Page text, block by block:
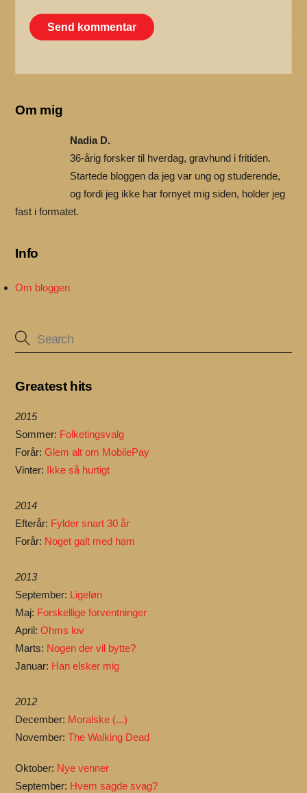
Om mig
Nadia D.
36-årig forsker til hverdag, gravhund i fritiden.
Startede bloggen da jeg var ung og studerende,
og fordi jeg ikke har fornyet mig siden, holder jeg
fast i formatet.
Info
Om bloggen
Greatest hits
2015
Sommer: Folketingsvalg
Forår:Glem alt om MobilePay
Vinter: Ikke så hurtigt
2014
Efterår: Fylder snart 30 år
Forår: Noget galt med ham
2013
September: Ligeløn
Maj: Forskellige forventninger
April:Ohms lov
Marts: Nogen der vil bytte?
Januar: Han elsker mig
2012
December: Moralske (...)
November:The Walking Dead
Oktober: Nye venner
September: Hvem sagde svag?